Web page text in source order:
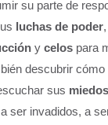
su parte de
luchas de poder
y celos para
descubrir
sus miedos
ser invadidos, a